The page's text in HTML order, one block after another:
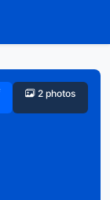
2 photos